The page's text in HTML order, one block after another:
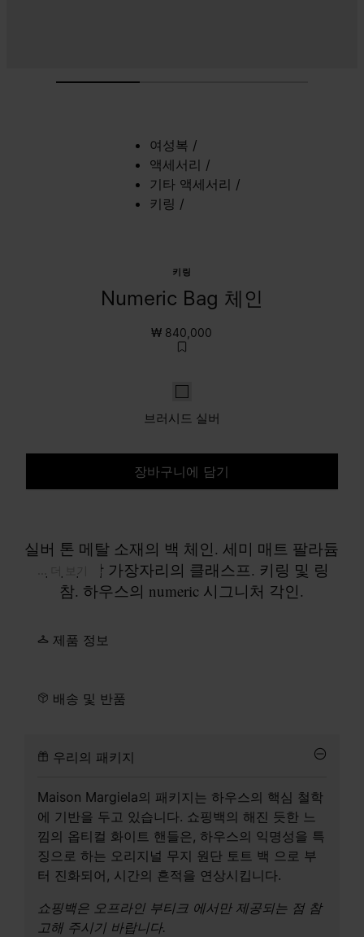
여성복 /
액세서리 /
기타 액세서리 /
키링 /
키링
Numeric Bag 체인
₩ 840,000
브러시드 실버
브러시드 실버
장바구니에 담기
실버 톤 메탈 소재의 백 체인. 세미 매트 팔라듐
피니시. 각 가장자리의 클래스프. 키링 및 링
참. 하우스의 numeric 시그니처 각인.
제품 정보
배송 및 반품
우리의 패키지
Maison Margiela의 패키지는 하우스의 핵심 철학
에 기반을 두고 있습니다. 쇼핑백의 해진 듯한 느
낌의 옵티컬 화이트 핸들은, 하우스의 익명성을 특
징으로 하는 오리지널 무지 원단 토트 백 으로 부
터 진화되어, 시간의 흔적을 연상시킵니다.
쇼핑백은 오프라인 부티크 에서만 제공되는 점 참
고해 주시기 바랍니다.